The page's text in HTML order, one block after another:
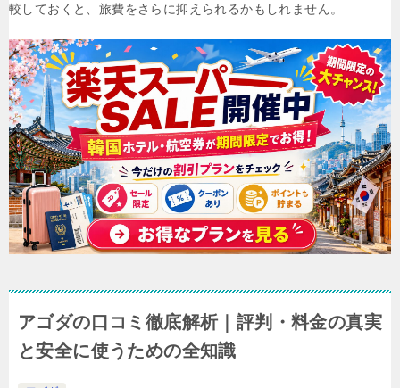
較しておくと、旅費をさらに抑えられるかもしれません。
アゴダの口コミ徹底解析｜評判・料金の真実
と安全に使うための全知識